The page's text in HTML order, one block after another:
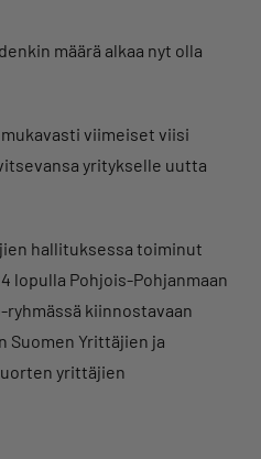
määrä alkaa nyt olla
viimeiset viisi
yritykselle uutta
hallituksessa toiminut
lopulla Pohjois-Pohjanmaan
kiinnostavaan
Suomen Yrittäjien ja
yrittäjien